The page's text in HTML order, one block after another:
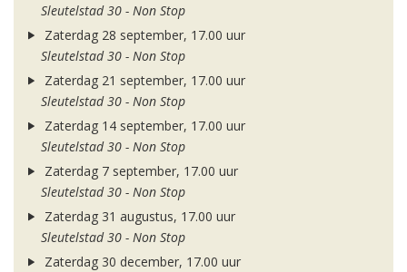
Sleutelstad 30 - Non Stop
Zaterdag 28 september, 17.00 uur
Sleutelstad 30 - Non Stop
Zaterdag 21 september, 17.00 uur
Sleutelstad 30 - Non Stop
Zaterdag 14 september, 17.00 uur
Sleutelstad 30 - Non Stop
Zaterdag 7 september, 17.00 uur
Sleutelstad 30 - Non Stop
Zaterdag 31 augustus, 17.00 uur
Sleutelstad 30 - Non Stop
Zaterdag 30 december, 17.00 uur